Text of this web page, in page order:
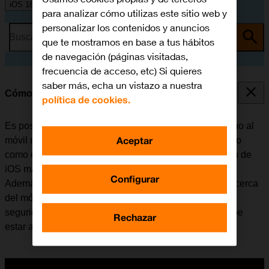
iOS 18
Busca por problema o tema
Cómo transferir la eSIM
Es posible transferir el plan de la eSIM del móvil antiguo al
móvil nuevo. Tener en cuenta que tanto el móvil antiguo
como el nuevo deben estar actualizados con la versión de
iOS más reciente y estar conectados a una red Wi-Fi.
Además, el móvil antiguo tiene que estar encendido y cerca
del móvil nuevo, debe tener configurado un código de
seguridad, pero estar desbloqueado y el Bluetooth debe
estar activado.
para analizar cómo utilizas este sitio web y
personalizar los contenidos y anuncios
que te mostramos en base a tus hábitos
de navegación (páginas visitadas,
frecuencia de acceso, etc) Si quieres
saber más, echa un vistazo a nuestra
política de cookies.
Configurar
Rechazar
Aceptar